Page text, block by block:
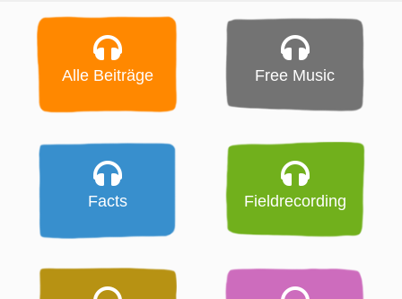
Alle Beiträge Free Music
Facts Fieldrecording